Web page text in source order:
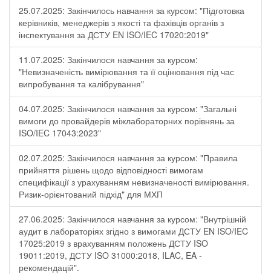
25.07.2025: Закінчилось навчання за курсом: "Підготовка
керівників, менеджерів з якості та фахівців органів з
інспектування за ДСТУ EN ISO/IEC 17020:2019"
11.07.2025: Закінчилося навчання за курсом:
"Невизначеність вимірювання та її оцінювання під час
випробування та калібрування"
04.07.2025: Закінчилося навчання за курсом: "Загальні
вимоги до провайдерів міжлабораторних порівнянь за
ISO/IEC 17043:2023"
02.07.2025: Закінчилося навчання за курсом: "Правила
прийняття рішень щодо відповідності вимогам
специфікації з урахуванням невизначеності вимірювання.
Ризик-орієнтований підхід" для МХП
27.06.2025: Закінчилося навчання за курсом: "Внутрішній
аудит в лабораторіях згідно з вимогами ДСТУ EN ISO/IEC
17025:2019 з врахуванням положень ДСТУ ISO
19011:2019, ДСТУ ISO 31000:2018, ILAC, EA -
рекомендацій".